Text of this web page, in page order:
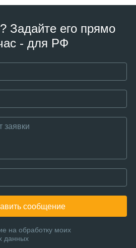
Задайте его прямо
- для РФ
сообщение
на обработку моих
данных